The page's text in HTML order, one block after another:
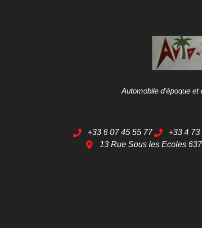
Automobile d’époque
+33 6 07 45 55 77 +33 4
13 Rue Sous les Ecoles